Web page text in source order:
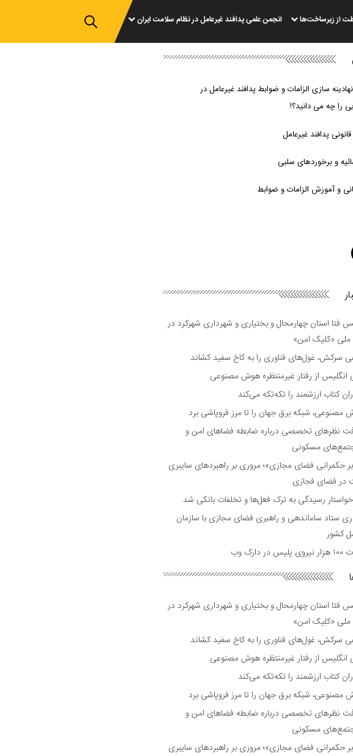
از زیرساخت‌ها انجمن علمی پدافند غیرعامل در نظام سلامت ایران
سازی الزامات و ضوابط پدافند غیرعامل در
را چه می دانید؟!
پدافند غیرعامل
و برخوردهای سلبی
و آموزش الزامات و ضوابط
فتا استان چهارمحال و بختیاری و شهرداری شهرکرد در
«کلیک امن»
غول‌های فناوری را به کاخ سفید کشاند
انگلیس از رفتار غیرمنتظره هوش مصنوعی
کتاب ارزشمند را تکه‌تکه می‌کند
شبکه برق جهان را تا مرز فروپاشی برد
نظر‌های تخصصی درباره ضابطه فضا‌های امن و
مسکونی
حکمرانی فضای مجازی»؛ مروری بر راهبرد‌های سایبری
در فضای فجازی
رسیدگی به ترک فعل‌ها و تخلفات بانکی شد
ستاد ساماندهی و راهبری فضای مجازی با سازمان
کشور
وب
فتا استان چهارمحال و بختیاری و شهرداری شهرکرد در
«کلیک امن»
غول‌های فناوری را به کاخ سفید کشاند
انگلیس از رفتار غیرمنتظره هوش مصنوعی
کتاب ارزشمند را تکه‌تکه می‌کند
شبکه برق جهان را تا مرز فروپاشی برد
نظر‌های تخصصی درباره ضابطه فضا‌های امن و
مسکونی
حکمرانی فضای مجازی»؛ مروری بر راهبرد‌های سایبری